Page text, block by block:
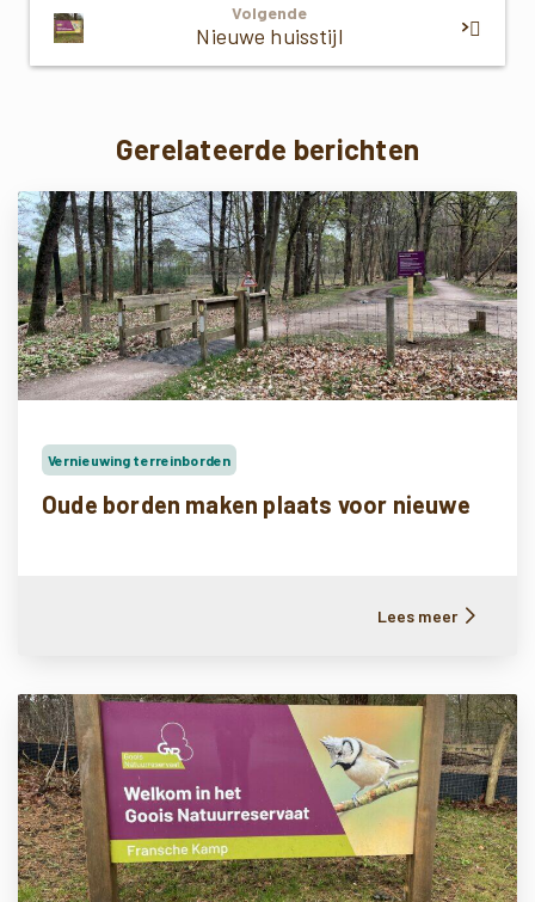
Volgende
Nieuwe huisstijl
Gerelateerde berichten
Vernieuwing terreinborden
Oude borden maken plaats voor nieuwe
Lees meer